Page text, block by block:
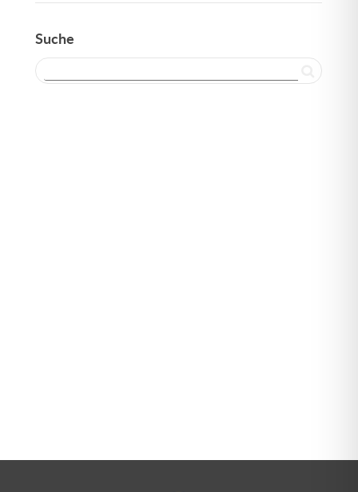
Suche